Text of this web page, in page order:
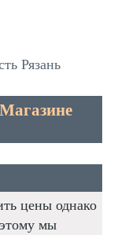
Рязань
цены однако
мы